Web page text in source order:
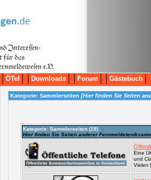
ÖTel Downloads Forum Gästebuch
Kategorie: Sammlerseiten [Hier finden Sie Seiten
Kategorie: Sammlerseiten (18)
Hier finden Sie Seiten anderer
Eine
und
Vielen